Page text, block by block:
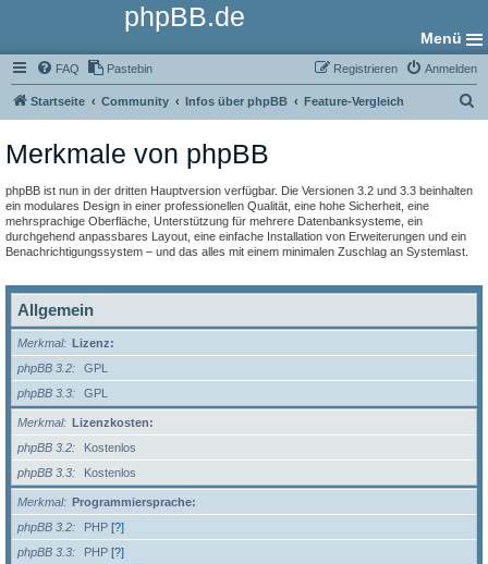
phpBB.de
Menü
FAQ Pastebin Anmelden
Registrieren
Startseite Community Infos über phpBB Feature-Vergleich
Merkmale von phpBB
phpBB ist nun in der dritten Hauptversion verfügbar. Die Versionen 3.2 und 3.3 beinhalten
ein modulares Design in einer professionellen Qualität, eine hohe Sicherheit, eine
mehrsprachige Oberfläche, Unterstützung für mehrere Datenbanksysteme, ein
durchgehend anpassbares Layout, eine einfache Installation von Erweiterungen und ein
Benachrichtigungssystem – und das alles mit einem minimalen Zuschlag an Systemlast.
Allgemein
Merkmal
Lizenz:
phpBB 3.2
GPL
phpBB 3.3
GPL
Merkmal
Lizenzkosten:
phpBB 3.2
Kostenlos
phpBB 3.3
Kostenlos
Merkmal
Programmiersprache:
phpBB 3.2
PHP [?]
phpBB 3.3
PHP [?]